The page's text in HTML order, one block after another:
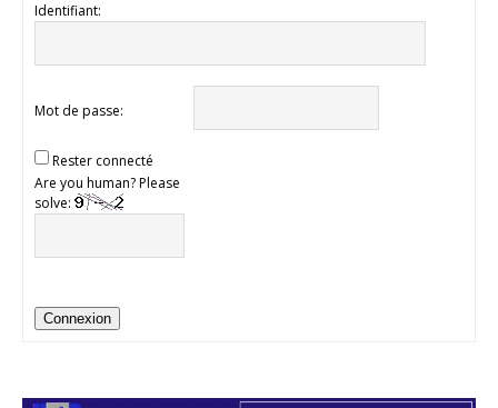
Identifiant:
Mot de passe:
Rester connecté
Are you human? Please
solve:
Connexion